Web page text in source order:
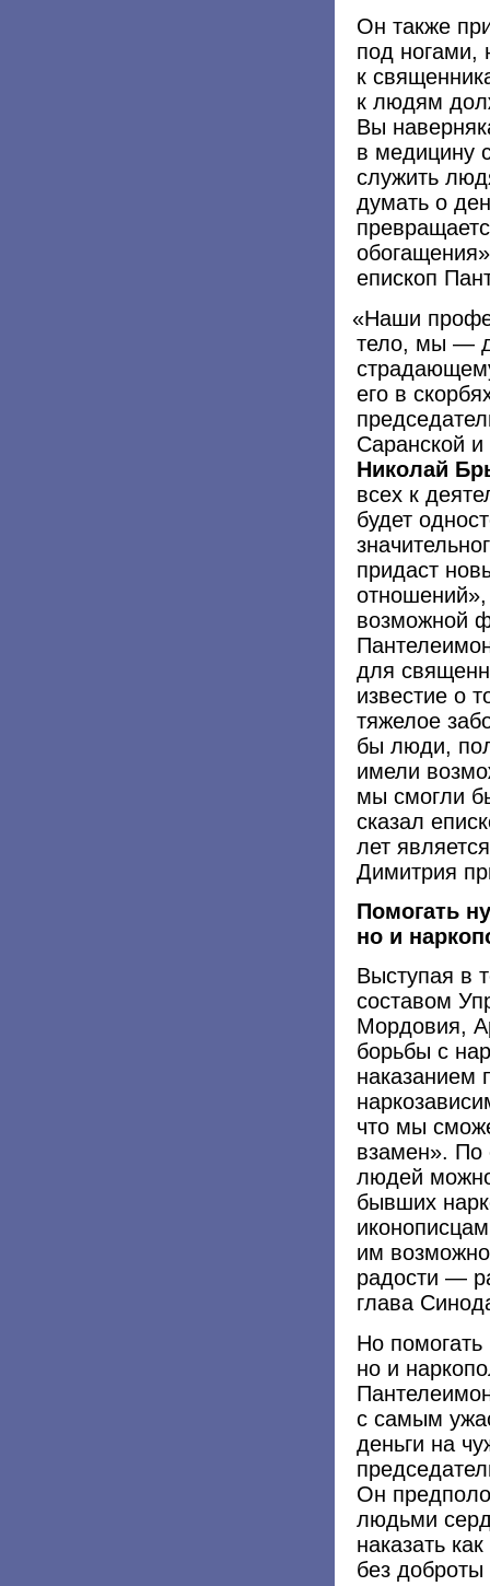
Он также
под ногами,
к
к людям
Вы
в медицину
служить
думать о
епископ
«Наши
тело, мы —
его в
Саранской
Николай
всех к
будет
придаст
возможной
для
известие о
тяжелое
бы люди,
имели
мы смогли
сказал
лет
Димитрия
Помогать
но и
Выступая в
составом
Мордовия,
борьбы с
наказанием
что мы
взамен». По
людей можно
бывших
им
радости —
глава
Но
но и
с самым
деньги на
Он
людьми
наказать
без